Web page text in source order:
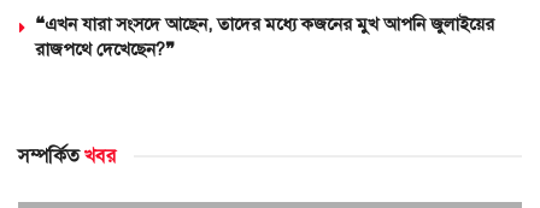
❝এখন যারা সংসদে আছেন, তাদের মধ্যে কজনের মুখ আপনি জুলাইয়ের
রাজপথে দেখেছেন?❞
সম্পর্কিতখবর